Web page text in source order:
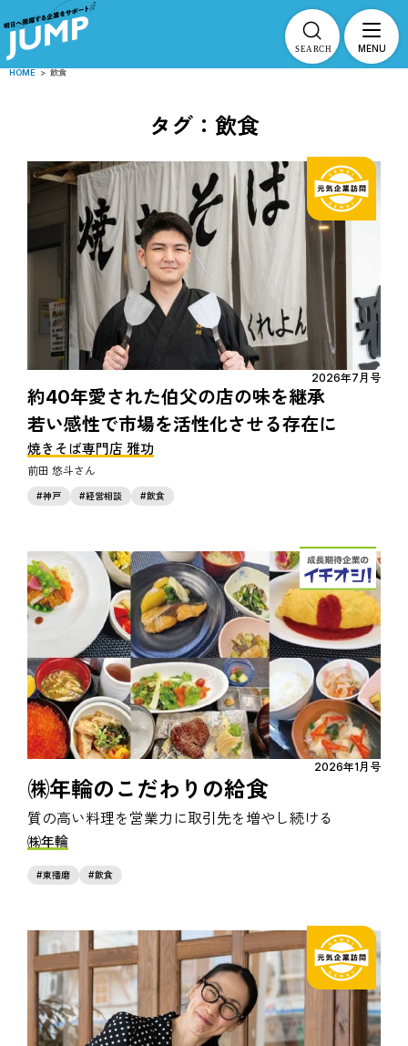
MENU
HOME > 飲食
タグ：飲食
2026年7月号
約40年愛された伯父の店の味を継承
若い感性で市場を活性化させる存在に
焼きそば専門店 雅功
前田 悠斗
神戸 経営相談 飲食
2026年1月号
㈱年輪のこだわりの給食
質の高い料理を営業力に取引先を増やし続ける
㈱年輪
東播磨 飲食